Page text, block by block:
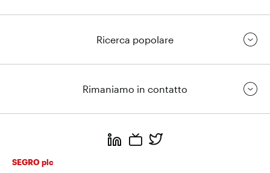
Ricerca popolare
Rimaniamo in contatto
https://www.linkedin.com/
https://www.youtube.com/
https://twitter.com/
SEGRO plc